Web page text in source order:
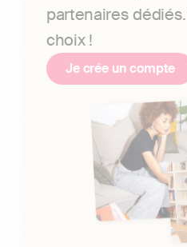
partenaires
choix !
Je crée un compte